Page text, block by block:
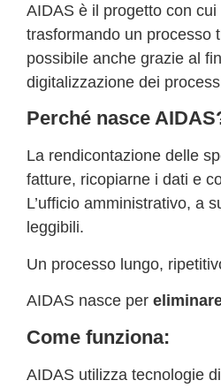
AIDAS è il progetto con cui
trasformando un processo
possibile anche grazie al
digitalizzazione dei
Perché nasce
La rendicontazione delle
fatture, ricopiarne i dati e
L’ufficio amministrativo, a
leggibili.
Un processo lungo,
AIDAS nasce per
Come funziona:
AIDAS utilizza tecnologie di